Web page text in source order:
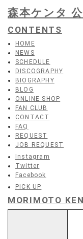
森本ケンタ
CONTENTS
HOME
NEWS
SCHEDULE
DISCOGRAPHY
BIOGRAPHY
BLOG
ONLINE SHOP
FAN CLUB
CONTACT
FAQ
REQUEST
JOB REQUEST
Instagram
Twitter
Facebook
PICK UP
MORIMOTO